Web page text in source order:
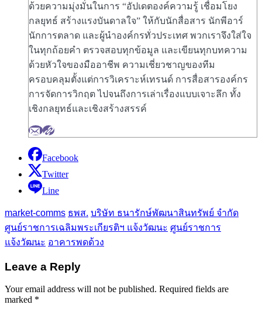
ด้วยความมุ่งมั่นในการ “อัปเดตองค์ความรู้ เชื่อมโยง
กลยุทธ์ สร้างแรงบันดาลใจ” ให้กับนักสื่อสาร นักพีอาร์
นักการตลาด และผู้นำองค์กรทั่วประเทศ พวกเราจึงใส่ใจ
ในทุกถ้อยคำ ตรวจสอบทุกข้อมูล และเขียนทุกบทความ
ด้วยหัวใจของมืออาชีพ ความเชี่ยวชาญของทีม
ครอบคลุมตั้งแต่การวิเคราะห์เทรนด์ การสื่อสารองค์กร
การจัดการวิกฤต ไปจนถึงการเล่าเรื่องแบบเจาะลึก ทั้ง
เชิงกลยุทธ์และเชิงสร้างสรรค์
Facebook
Twitter
Line
market-comms ธพส. บริษัท ธนารักษ์พัฒนาสินทรัพย์ จำกัด
ศูนย์ราชการเฉลิมพระเกียรติฯ แจ้งวัฒนะ ศูนย์ราชการ
แจ้งวัฒนะ อาคารพดด้วง
Leave a Reply
Your email address will not be published. Required fields are
marked *